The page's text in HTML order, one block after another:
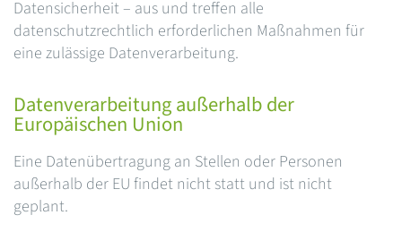
Datensicherheit – aus und treffen alle
datenschutzrechtlich erforderlichen Maßnahmen für
eine zulässige Datenverarbeitung.
Datenverarbeitung außerhalb der
Europäischen Union
Eine Datenübertragung an Stellen oder Personen
außerhalb der EU findet nicht statt und ist nicht
geplant.